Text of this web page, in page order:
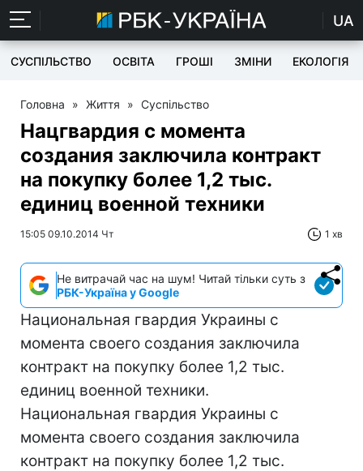
UA
СУСПІЛЬСТВО ОСВІТА ГРОШІ ЗМІНИ ЕКОЛОГІЯ
Головна » Життя » Суспільство
Нацгвардия с момента
создания заключила контракт
на покупку более 1,2 тыс.
единиц военной техники
15:05 09.10.2014 Чт 1 хв
Не витрачай час на шум! Читай тільки суть з
РБК-Україна у Google
Национальная гвардия Украины с
момента своего создания заключила
контракт на покупку более 1,2 тыс.
единиц военной техники.
Национальная гвардия Украины с
момента своего создания заключила
контракт на покупку более 1,2 тыс.